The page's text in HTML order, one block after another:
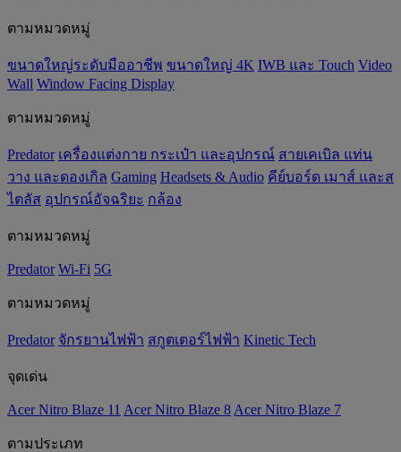
ตามหมวดหมู่
ขนาดใหญ่ระดับมืออาชีพ ขนาดใหญ่ 4K IWB และ Touch Video
Wall Window Facing Display
ตามหมวดหมู่
Predator เครื่องแต่งกาย กระเป๋า และอุปกรณ์ สายเคเบิล แท่น
วาง และดองเกิล Gaming ‌Headsets & Audio คีย์บอร์ด เมาส์ และส
ไตลัส อุปกรณ์อัจฉริยะ กล้อง
ตามหมวดหมู่
Predator Wi-Fi 5G
ตามหมวดหมู่
Predator จักรยานไฟฟ้า สกูตเตอร์ไฟฟ้า Kinetic Tech
จุดเด่น
Acer Nitro Blaze 11 Acer Nitro Blaze 8 Acer Nitro Blaze 7
ตามประเภท